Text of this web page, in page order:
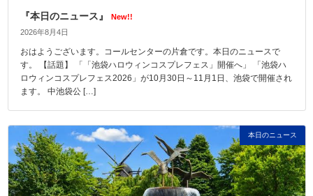
『本日のニュース』
New!!
2026年8月4日
おはようございます。コールセンターの片倉です。本日のニュースで
す。 【話題】 「「池袋ハロウィンコスプレフェス」開催へ」 「池袋ハ
ロウィンコスプレフェス2026」が10月30日～11月1日、池袋で開催され
ます。 中池袋公 […]
本日のニュース